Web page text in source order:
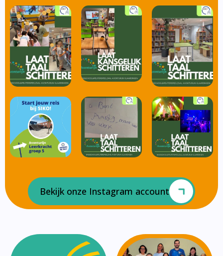
Bekijk onze Instagram account